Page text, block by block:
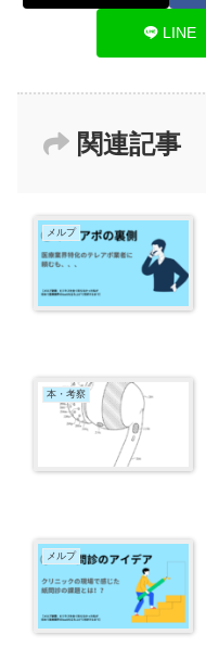
LINE
関連記事
メルプ
本・考察
メルプ